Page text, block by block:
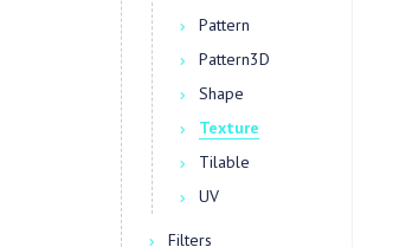
Pattern
Pattern3D
Shape
Texture
Tilable
UV
Filters